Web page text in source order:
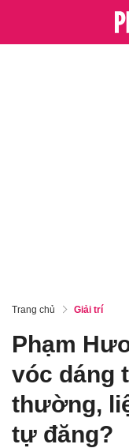
Trang chủ Giải trí
Phạm
vóc dáng
thường,
tự đăng?